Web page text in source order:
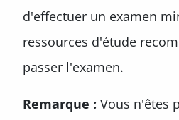
d'effectuer un examen
ressources d'étude
passer l'examen.
Remarque : Vous n'êtes